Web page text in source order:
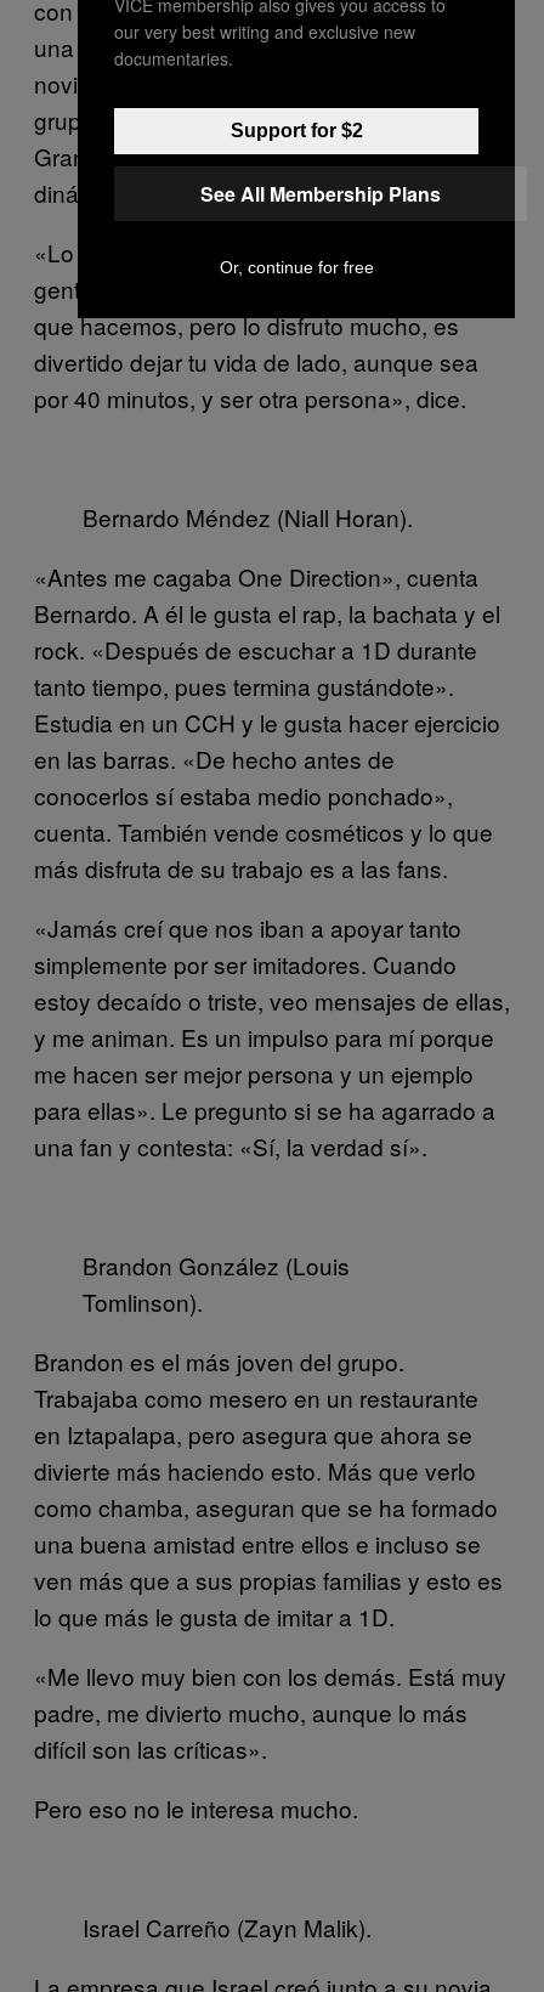
con mi novia, ando en patineta y estudio en
una escuela de edición de video», platica. Su
novia no se pone celosa de las fans del
grupo de imitadores, ya que ella es Ariana
Grande en Imitators Top y entiende la
dinámica del trabajo.
«Lo único malo de este trabajo es que hay
gente, que sin importar qué, va a criticar lo
que hacemos, pero lo disfruto mucho, es
divertido dejar tu vida de lado, aunque sea
por 40 minutos, y ser otra persona», dice.
Bernardo Méndez (Niall Horan).
«Antes me cagaba One Direction», cuenta
Bernardo. A él le gusta el rap, la bachata y el
rock. «Después de escuchar a 1D durante
tanto tiempo, pues termina gustándote».
Estudia en un CCH y le gusta hacer ejercicio
en las barras. «De hecho antes de
conocerlos sí estaba medio ponchado»,
cuenta. También vende cosméticos y lo que
más disfruta de su trabajo es a las fans.
«Jamás creí que nos iban a apoyar tanto
simplemente por ser imitadores. Cuando
estoy decaído o triste, veo mensajes de ellas,
y me animan. Es un impulso para mí porque
me hacen ser mejor persona y un ejemplo
para ellas». Le pregunto si se ha agarrado a
una fan y contesta: «Sí, la verdad sí».
Brandon González (Louis
Tomlinson).
Brandon es el más joven del grupo.
Trabajaba como mesero en un restaurante
en Iztapalapa, pero asegura que ahora se
divierte más haciendo esto. Más que verlo
como chamba, aseguran que se ha formado
una buena amistad entre ellos e incluso se
ven más que a sus propias familias y esto es
lo que más le gusta de imitar a 1D.
«Me llevo muy bien con los demás. Está muy
padre, me divierto mucho, aunque lo más
difícil son las críticas».
Pero eso no le interesa mucho.
Israel Carreño (Zayn Malik).
our very best writing and exclusive new
documentaries.
Support for $2
See All Membership Plans
Or, continue for free